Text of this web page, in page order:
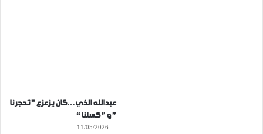
عبدالله الذي…كان يزعزع ” تحجرنا
” و ” كسلنا “
11/05/2026